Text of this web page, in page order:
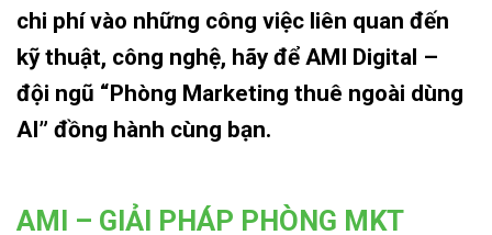
chi phí vào những công việc liên quan đến
kỹ thuật, công nghệ, hãy để AMI Digital –
đội ngũ “Phòng Marketing thuê ngoài dùng
AI” đồng hành cùng bạn.
AMI – GIẢI PHÁP PHÒNG MKT